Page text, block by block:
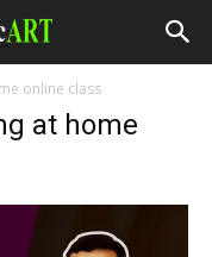
online class
at home